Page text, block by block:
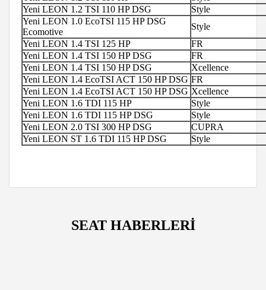
Yeni LEON 1.2 TSI 110 HP DSG
Style
Yeni LEON 1.0 EcoTSI 115 HP DSG
Ecomotive
Style
Yeni LEON 1.4 TSI 125 HP
FR
Yeni LEON 1.4 TSI 150 HP DSG
FR
Yeni LEON 1.4 TSI 150 HP DSG
Xcellence
Yeni LEON 1.4 EcoTSI ACT 150 HP DSG FR
Yeni LEON 1.4 EcoTSI ACT 150 HP DSG Xcellence
Yeni LEON 1.6 TDI 115 HP
Style
Yeni LEON 1.6 TDI 115 HP DSG
Style
Yeni LEON 2.0 TSI 300 HP DSG
CUPRA
Yeni LEON ST 1.6 TDI 115 HP DSG
Style
SEAT HABERLERİ